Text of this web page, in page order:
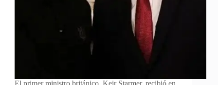
El primer ministro británico, Keir Starmer, recibió en